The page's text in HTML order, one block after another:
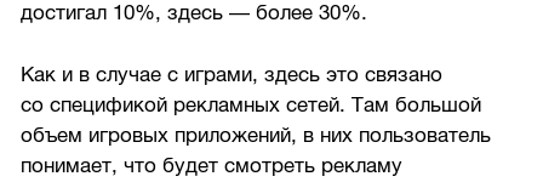
достигал 10%, здесь — более 30%.
Как и в случае с играми, здесь это связано
со спецификой рекламных сетей. Там большой
объем игровых приложений, в них пользователь
понимает, что будет смотреть рекламу